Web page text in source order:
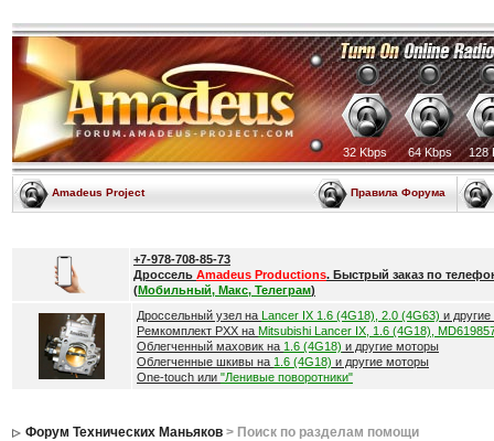
32 Kbps 64 Kbps 128
Amadeus Project Правила Форума
+7-978-708-85-73
Дроссель Amadeus Productions. Быстрый заказ по
(Мобильный, Макс, Телеграм)
Дроссельный узел на Lancer IX 1.6 (4G18), 2.0 (4G63) и
Ремкомплект РХХ на Mitsubishi Lancer IX, 1.6 (4G18),
Облегченный маховик на 1.6 (4G18) и другие моторы
Облегченные шкивы на 1.6 (4G18) и другие моторы
One-touch или "Ленивые поворотники"
Форум Технических Маньяков> Поиск по разделам помощи